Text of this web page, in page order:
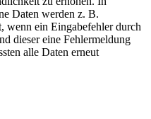
Daten werden z. B.
wenn ein Eingabefehler durch
dieser eine Fehlermeldung
alle Daten erneut